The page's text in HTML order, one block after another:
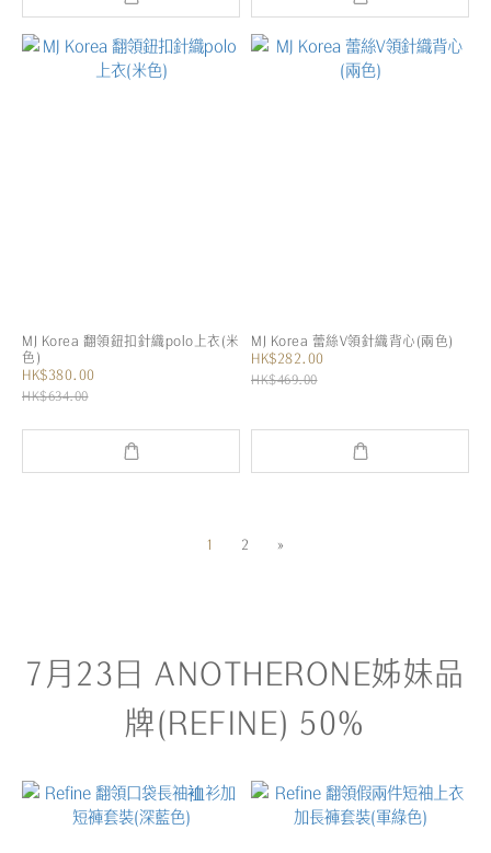
MJ Korea 翻領鈕扣針織polo上衣(米
色)
HK$380.00
HK$634.00
MJ Korea 蕾絲V領針織背心(兩色)
HK$282.00
HK$469.00
1 2 »
7月23日 ANOTHERONE姊妹品
牌(REFINE) 50%